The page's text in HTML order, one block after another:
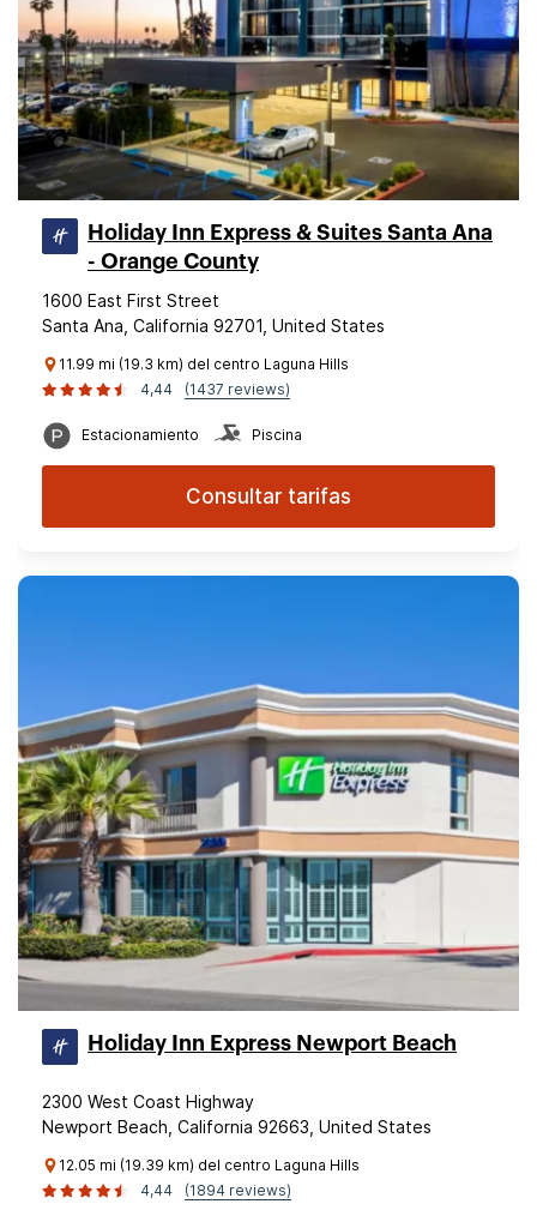
Holiday Inn Express & Suites Santa Ana
- Orange County
1600 East First Street
Santa Ana, California 92701, United States
11.99 mi (19.3 km) del centro Laguna Hills
4,44
(1437 reviews)
Estacionamiento Piscina
Consultar tarifas
Holiday Inn Express Newport Beach
2300 West Coast Highway
Newport Beach, California 92663, United States
12.05 mi (19.39 km) del centro Laguna Hills
4,44
(1894 reviews)